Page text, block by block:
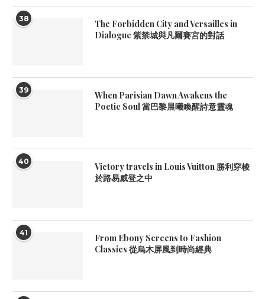
38
The Forbidden City and Versailles in
Dialogue 紫禁城與凡爾賽宮的對話
39
When Parisian Dawn Awakens the
Poetic Soul 當巴黎晨曦喚醒詩意靈魂
40
Victory travels in Louis Vuitton 勝利穿梭
於路易威登之中
41
From Ebony Screens to Fashion
Classics 從烏木屏風到時尚經典